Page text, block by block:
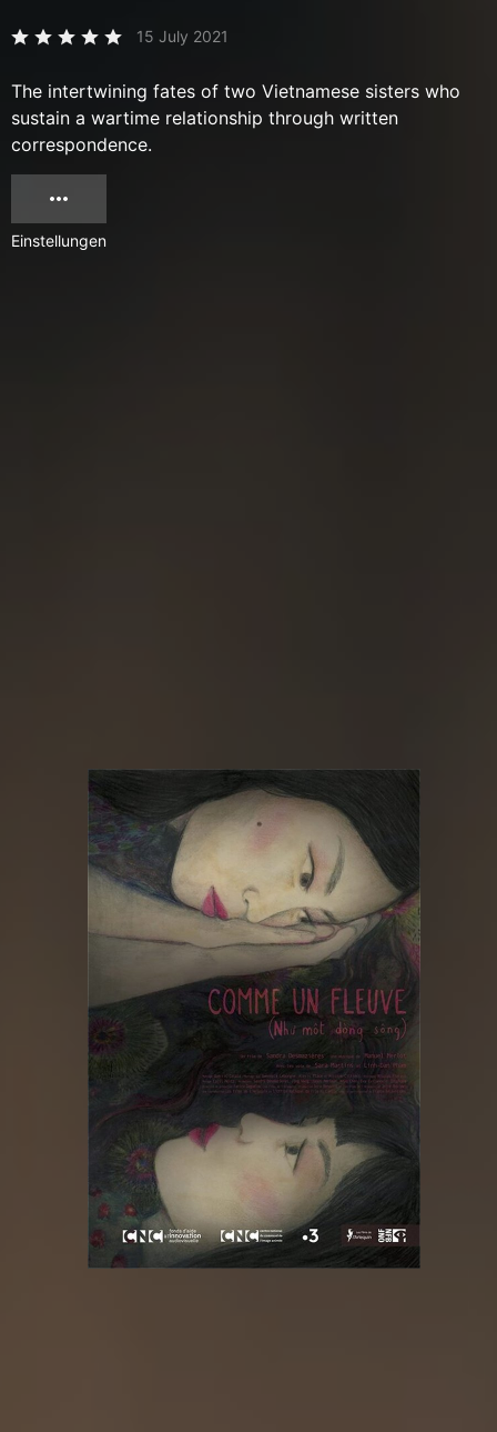
15 July 2021
The intertwining fates of two Vietnamese sisters who
sustain a wartime relationship through written
correspondence.
Einstellungen